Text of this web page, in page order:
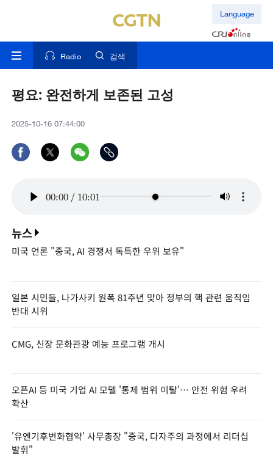
Language
Radio 검색
평요: 완전하게 보존된 고성
2025-10-16 07:44:00
00:00 / 10:01
뉴스
미국 언론 "중국, AI 경쟁서 독특한 우위 보유"
일본 시민들, 나가사키 원폭 81주년 맞아 정부의 핵 관련 움직임
반대 시위
CMG, 신장 문화관광 예능 프로그램 개시
오픈AI 등 미국 기업 AI 모델 '통제 범위 이탈'… 안전 위험 우려
확산
'유엔기후변화협약' 사무총장 "중국, 다자주의 과정에서 리더십
발휘"